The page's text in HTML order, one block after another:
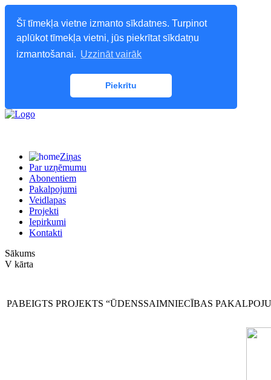
Šī tīmekļa vietne izmanto sīkdatnes. Turpinot
aplūkot tīmekļa vietni, jūs piekrītat sīkdatņu
izmantošanai. Uzzināt vairāk
Piekrītu
Ziņas
Par uzņēmumu
Abonentiem
Pakalpojumi
Veidlapas
Projekti
Iepirkumi
Kontakti
Sākums
V kārta
PABEIGTS PROJEKTS “ŪDENSSAIMNIECĪBAS